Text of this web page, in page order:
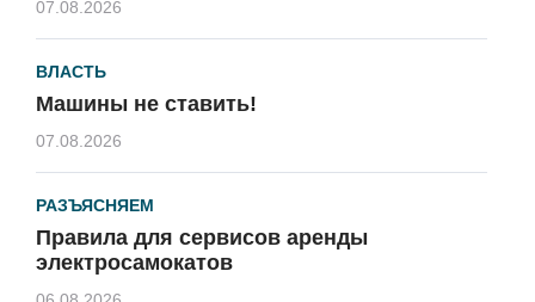
07.08.2026
ВЛАСТЬ
Машины не ставить!
07.08.2026
РАЗЪЯСНЯЕМ
Правила для сервисов аренды
электросамокатов